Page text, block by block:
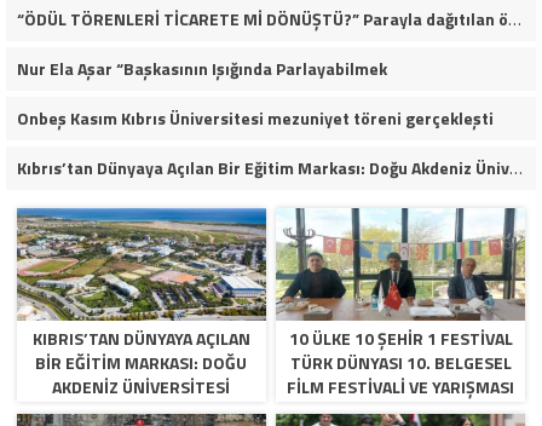
“ÖDÜL TÖRENLERİ TİCARETE Mİ DÖNÜŞTÜ?” Parayla dağıtılan ödüller iddiası gündemde!
Nur Ela Aşar “Başkasının Işığında Parlayabilmek
Onbeş Kasım Kıbrıs Üniversitesi mezuniyet töreni gerçekleşti
Kıbrıs’tan Dünyaya Açılan Bir Eğitim Markası: Doğu Akdeniz Üniversitesi
KIBRIS’TAN DÜNYAYA AÇILAN
BIR EĞITIM MARKASI: DOĞU
AKDENIZ ÜNIVERSITESI
10 ÜLKE 10 ŞEHİR 1 FESTİVAL
TÜRK DÜNYASI 10. BELGESEL
FİLM FESTİVALİ VE YARIŞMASI
BAŞVURULARI BAŞLADI.